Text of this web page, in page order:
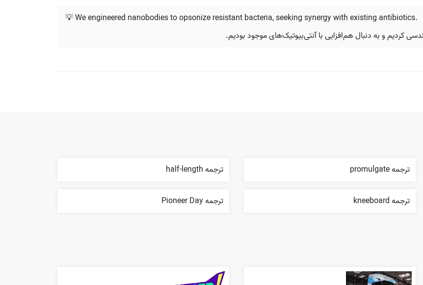
💡 We engineered nanobodies to opsonize resistant bacteria, seeking synergy with existing antibiotics.
کردیم و به دنبال هم‌افزایی با آنتی‌بیوتیک‌های موجود بودیم.
ترجمه promulgate ترجمه half-length
ترجمه kneeboard ترجمه Pioneer Day